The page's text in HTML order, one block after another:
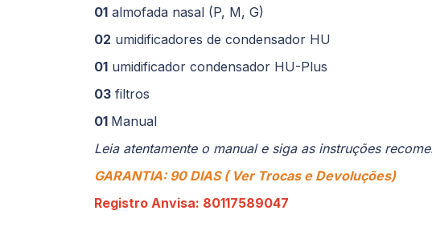
01 almofada nasal (P, M, G)
02 umidificadores de condensador HU
01 umidificador condensador HU-Plus
03 filtros
01 Manual
Leia atentamente o manual e siga as instruções
GARANTIA: 90 DIAS ( Ver Trocas e Devoluções)
Registro Anvisa: 80117589047